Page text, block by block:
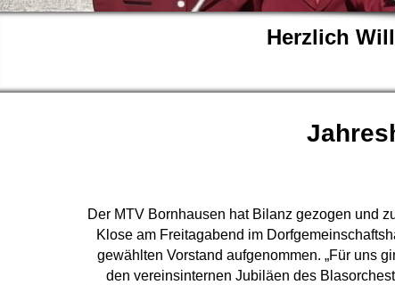
Herzlich
Der MTV Bornhausen hat Bilanz gezogen und
Klose am Freitagabend im
gewählten Vorstand aufgenommen. „Für uns
den vereinsinternen Jubiläen des